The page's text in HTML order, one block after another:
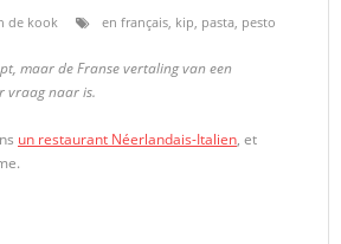
de kook en français, kip, pasta, pesto
maar de Franse vertaling van een
vraag naar is.
un restaurant Néerlandais-Italien, et